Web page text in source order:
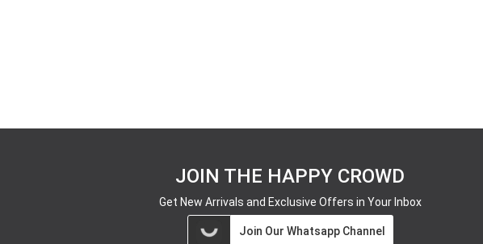
JOIN THE HAPPY CROWD
Get New Arrivals and Exclusive Offers in Your Inbox
Join Our Whatsapp Channel